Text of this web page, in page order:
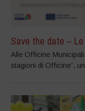
Save the date –
Alle Officine
stagioni di Officine”,